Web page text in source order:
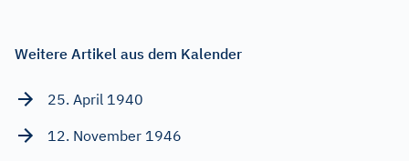
Weitere Artikel aus dem Kalender
25. April 1940
12. November 1946